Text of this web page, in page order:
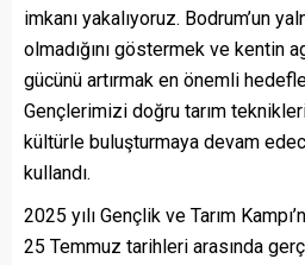
imkanı yakalıyoruz. Bodrum’un
olmadığını göstermek ve kentin
gücünü artırmak en önemli
Gençlerimizi doğru tarım
kültürle buluşturmaya devam
kullandı.
2025 yılı Gençlik ve Tarım
25 Temmuz tarihleri arasında